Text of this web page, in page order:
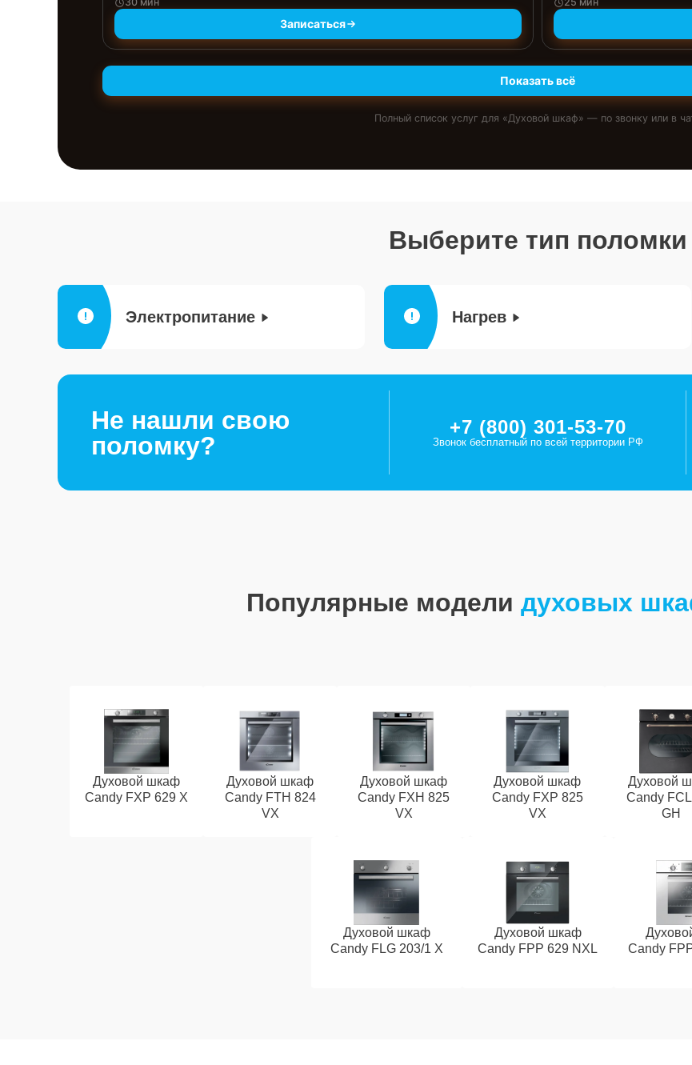
Записаться
Показать всё
Полный список услуг для «Духовой шкаф» — по звонку или в
Выберите тип поломки
Электропитание Нагрев
Не нашли свою
поломку?
+7 (800) 301-53-70
Звонок бесплатный по всей территории РФ
Популярные модели духовых
Духовой шкаф
Candy FXP 629 X
Духовой шкаф
Candy FTH 824
VX
Духовой шкаф
Candy FXH 825
VX
Духовой шкаф
Candy FXP 825
VX
Духовой
Candy
GH
Духовой шкаф
Candy FLG 203/1 X
Духовой шкаф
Candy FPP 629 NXL
Candy